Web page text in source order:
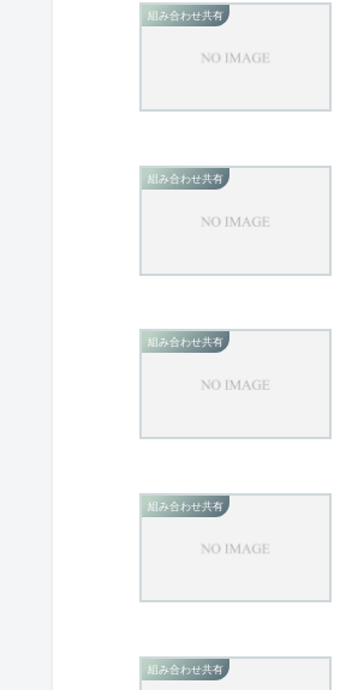
組み合わせ共有
組み合わせ共有
組み合わせ共有
組み合わせ共有
組み合わせ共有